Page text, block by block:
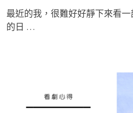
最近的我，很難好好靜下來看
的日 …